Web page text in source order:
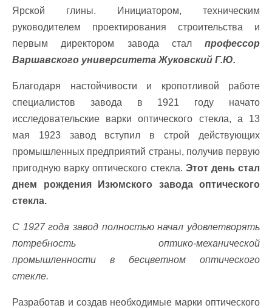
Ярской глины. Инициатором, техническим
руководителем проектирования строительства и
первым директором завода сталпрофессор
Варшавского университета Жуковский Г.Ю.
Благодаря настойчивости и кропотливой работе
специалистов завода в 1921 году начато
исследовательские варки оптического стекла, а 13
мая 1923 завод вступил в строй действующих
промышленных предприятий страны, получив первую
пригодную варку оптического стекла. Этот день стал
днем ​​рождения Изюмского завода оптического
стекла.
С 1927 года завод полностью начал удовлетворять
потребность оптико-механической
промышленности в бесцветном оптического
стекле.
Разработав и создав необходимые марки оптического